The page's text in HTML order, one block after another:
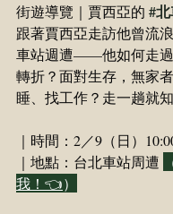
街遊導覽｜賈西亞的 #
跟著賈西亞走訪他曾流
車站週遭——他如何走
轉折？面對生存，無家者
睡、找工作？走一趟就知
｜時間：2／9（日）
｜地點：台北車站周遭
我！👈）